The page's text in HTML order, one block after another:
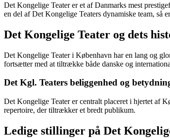
Det Kongelige Teater er et af Danmarks mest
en del af Det Kongelige Teaters dynamiske team, så
Det Kongelige Teater og dets
Det Kongelige Teater i København har en lang og
fortsætter med at tiltrække både danske og
Det Kgl. Teaters beliggenhed og
Det Kongelige Teater er centralt placeret i hjertet af
repertoire, der tiltrækker et bredt publikum.
Ledige stillinger på Det